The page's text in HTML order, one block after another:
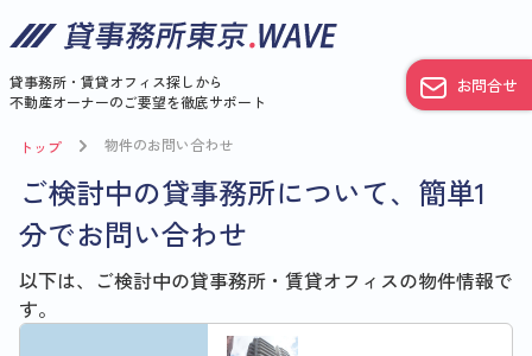
貸事務所・賃貸オフィス探しから
不動産オーナーのご要望を徹底サポート
お問合せ
トップ 物件のお問い合わせ
ご検討中の貸事務所について、簡単1
分でお問い合わせ
以下は、ご検討中の貸事務所・賃貸オフィスの物件情報で
す。